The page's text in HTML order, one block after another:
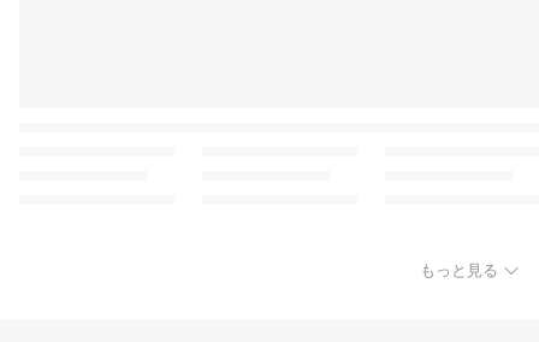
もっと見る